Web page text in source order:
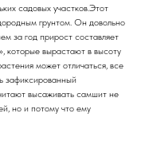
садовых участков.Этот
грунтом. Он довольно
за год прирост составляет
которые вырастают в высоту
может отличаться, все
зафиксированный
высаживать самшит не
но и потому что ему